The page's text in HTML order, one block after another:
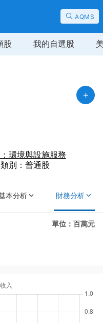
AQMS
股 我的自選股
環境與設施服務
別：普通股
本分析 財務分析
單位：百萬元